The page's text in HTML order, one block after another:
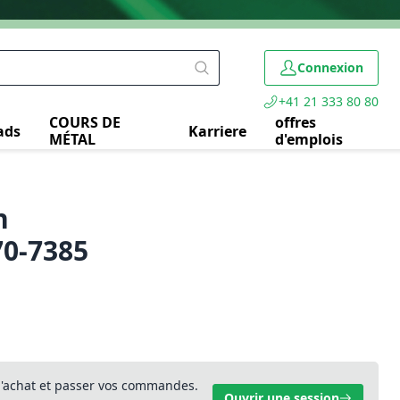
Connexion
+41 21 333 80 80
COURS DE
MÉTAL
Karriere
offres
d'emplois
7385
et passer vos commandes.